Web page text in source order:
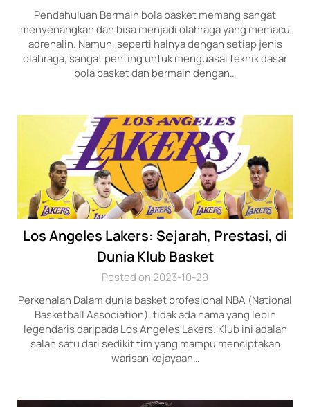
Pendahuluan Bermain bola basket memang sangat
menyenangkan dan bisa menjadi olahraga yang memacu
adrenalin. Namun, seperti halnya dengan setiap jenis
olahraga, sangat penting untuk menguasai teknik dasar
bola basket dan bermain dengan…
Los Angeles Lakers: Sejarah, Prestasi, di
Dunia Klub Basket
Posted on 2023-10-29
Perkenalan Dalam dunia basket profesional NBA (National
Basketball Association), tidak ada nama yang lebih
legendaris daripada Los Angeles Lakers. Klub ini adalah
salah satu dari sedikit tim yang mampu menciptakan
warisan kejayaan…